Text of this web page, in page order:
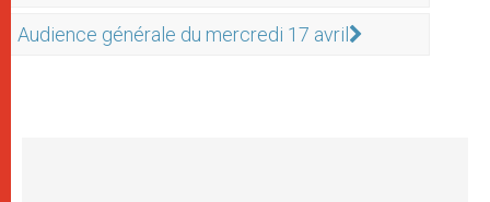
Audience générale du mercredi 17 avril